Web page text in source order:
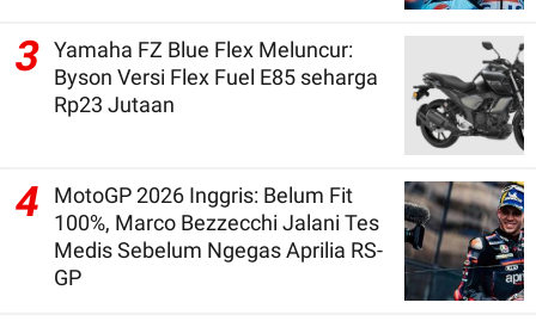
3 Yamaha FZ Blue Flex Meluncur:
Byson Versi Flex Fuel E85 seharga
Rp23 Jutaan
4
MotoGP 2026 Inggris: Belum Fit
100%, Marco Bezzecchi Jalani Tes
Medis Sebelum Ngegas Aprilia RS-
GP